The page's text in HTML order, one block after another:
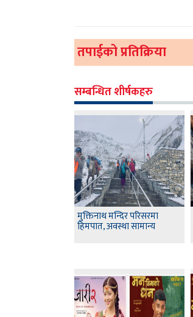
तपाईको प्रतिक्रिया
सम्बन्धित शीर्षकहरु
मुक्तिनाथ मन्दिर परिसरमा
हिमपात, अवस्था सामान्य